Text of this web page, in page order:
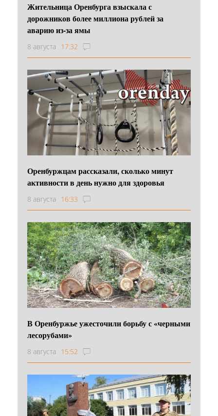
Жительница Оренбурга взыскала с
дорожников более миллиона рублей за
аварию из-за ямы
8 августа 17:32
Оренбуржцам рассказали, сколько минут
активности в день нужно для здоровья
8 августа 16:33
В Оренбуржье ужесточили борьбу с «черными
лесорубами»
8 августа 15:52